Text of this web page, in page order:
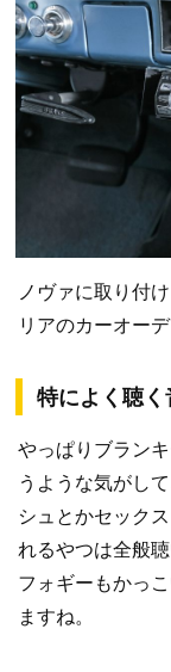
ノヴァに取り付
リアのカーオーデ
特によく聴く
やっぱりブラン
うような気がし
シュとかセック
れるやつは全般
フォギーもかっ
ますね。